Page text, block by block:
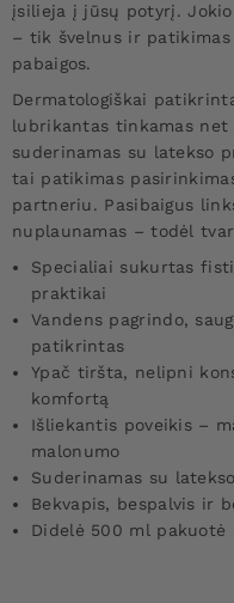
įsilieja į jūsų potyrį.
– tik švelnus ir
pabaigos.
Dermatologiškai
lubrikantas tinkamas net
suderinamas su latekso
tai patikimas
partneriu. Pasibaigus
nuplaunamas – todėl
Specialiai sukurtas
praktikai
Vandens pagrindo,
patikrintas
Ypač tiršta, nelipni
komfortą
Išliekantis poveikis –
malonumo
Suderinamas su
Bekvapis, bespalvis ir
Didelė 500 ml pakuotė